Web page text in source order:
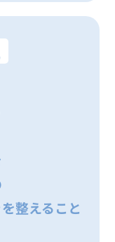
整えること